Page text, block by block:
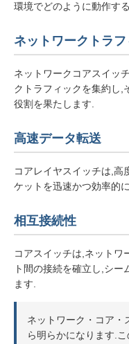
環境でどのように動作す
ネットワークトラ
ネットワークコアスイッ
クトラフィックを集約し,
役割を果たします.
高速データ転送
コアレイヤスイッチは,高
ケットを迅速かつ効率的
相互接続性
コアスイッチは,ネットワ
ト間の接続を確立し,シ
ます.
ネットワーク・コア・
ら明らかになります.